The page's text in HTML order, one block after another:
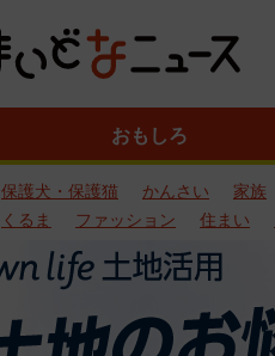
おもしろ
保護犬・保護猫 かんさい 家族
くるま
ファッション 住まい